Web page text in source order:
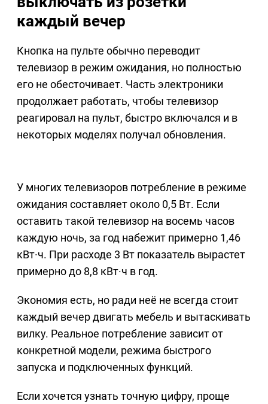
каждый вечер
Кнопка на пульте обычно переводит
телевизор в режим ожидания, но полностью
его не обесточивает. Часть электроники
продолжает работать, чтобы телевизор
реагировал на пульт, быстро включался и в
некоторых моделях получал обновления.
У многих телевизоров потребление в режиме
ожидания составляет около 0,5 Вт. Если
оставить такой телевизор на восемь часов
каждую ночь, за год набежит примерно 1,46
кВт·ч. При расходе 3 Вт показатель вырастет
примерно до 8,8 кВт·ч в год.
Экономия есть, но ради неё не всегда стоит
каждый вечер двигать мебель и вытаскивать
вилку. Реальное потребление зависит от
конкретной модели, режима быстрого
запуска и подключенных функций.
Если хочется узнать точную цифру, проще